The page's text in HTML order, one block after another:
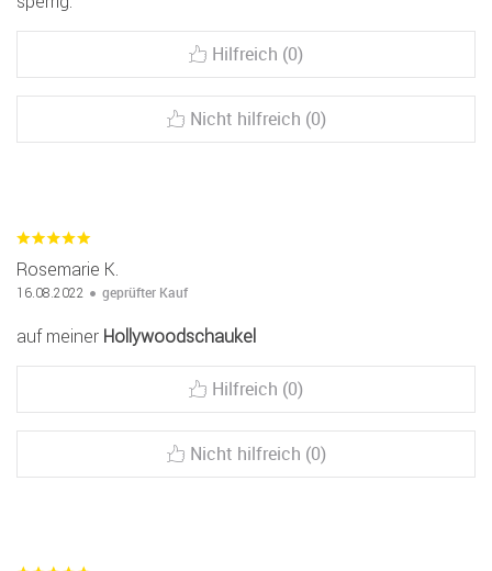
Hilfreich (0)
Nicht hilfreich (0)
Rosemarie K.
16.08.2022 geprüfter Kauf
auf meiner Hollywoodschaukel
Hilfreich (0)
Nicht hilfreich (0)